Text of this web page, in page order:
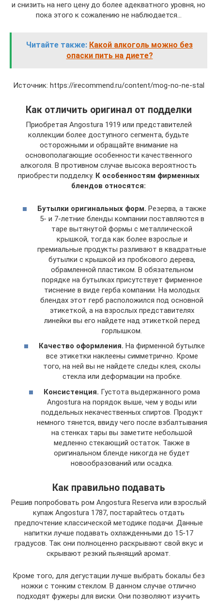
и снизить на него цену до более адекватного уровня, но
пока этого к сожалению не наблюдается…
Читайте также: Какой алкоголь можно без
опаски пить на диете?
Источник: https://irecommend.ru/content/mog-no-ne-stal
Как отличить оригинал от подделки
Приобретая Angostura 1919 или представителей
коллекции более доступного сегмента, будьте
осторожными и обращайте внимание на
основополагающие особенности качественного
алкоголя. В противном случае высока вероятность
приобрести подделку. К особенностям фирменных
блендов относятся:
Бутылки оригинальных форм. Резерва, а также
5- и 7-летние бленды компании поставляются в
таре вытянутой формы с металлической
крышкой, тогда как более взрослые и
премиальные продукты разливают в квадратные
бутылки с крышкой из пробкового дерева,
обрамленной пластиком. В обязательном
порядке на бутылках присутствует фирменное
тиснение в виде герба компании. На молодых
блендах этот герб расположился под основной
этикеткой, а на взрослых представителях
линейки вы его найдете над этикеткой перед
горлышком.
Качество оформления. На фирменной бутылке
все этикетки наклеены симметрично. Кроме
того, на ней вы не найдете следы клея, сколы
стекла или деформации на пробке.
Консистенция. Густота выдержанного рома
Angostura на порядок выше, чем у воды или
поддельных некачественных спиртов. Продукт
немного тянется, ввиду чего после взбалтывания
на стенках тары вы заметите небольшой
медленно стекающий остаток. Также в
оригинальном бленде никогда не будет
новообразований или осадка.
Как правильно подавать
Решив попробовать ром Angostura Reserva или взрослый
купаж Angostura 1787, постарайтесь отдать
предпочтение классической методике подачи. Данные
напитки лучше подавать охлажденными до 15-17
градусов. Так они полноценно раскрывают свой вкус и
скрывают резкий пьянящий аромат.
Кроме того, для дегустации лучше выбрать бокалы без
ножки с тонким стеклом. В данном случае отлично
подходят фужеры для виски. Они позволяют изучить